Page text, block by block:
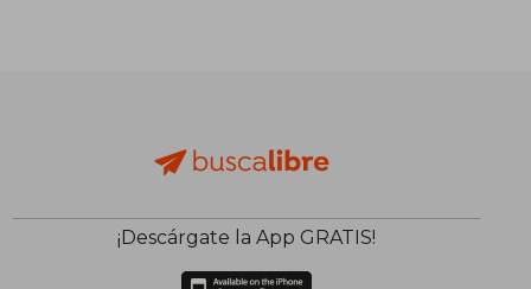
¡Descárgate la App GRATIS!